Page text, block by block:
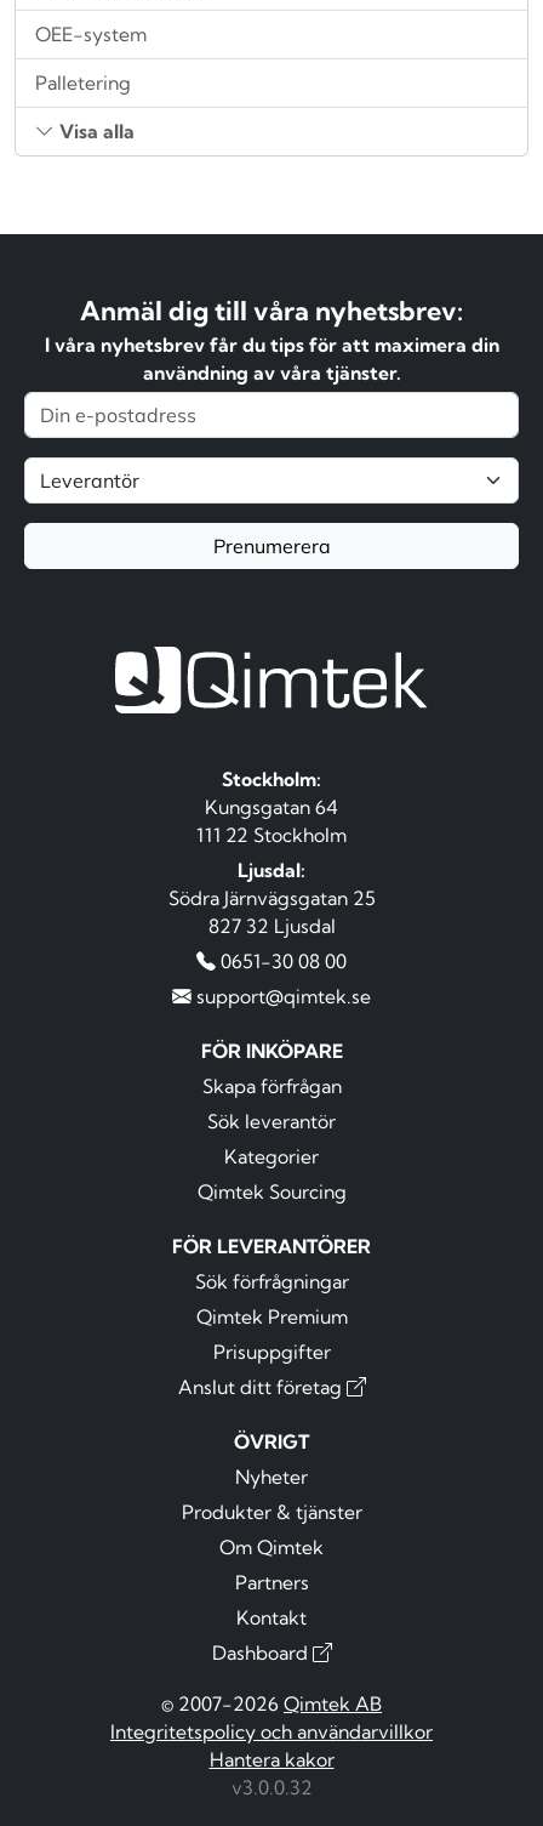
OEE-system
Palletering
Visa alla
Anmäl dig till våra nyhetsbrev:
I våra nyhetsbrev får du tips för att maximera din
användning av våra tjänster.
Prenumerera
Stockholm:
Kungsgatan 64
111 22 Stockholm
Ljusdal:
Södra Järnvägsgatan 25
827 32 Ljusdal
0651-30 08 00
support@qimtek.se
FÖR INKÖPARE
Skapa förfrågan
Sök leverantör
Kategorier
Qimtek Sourcing
FÖR LEVERANTÖRER
Sök förfrågningar
Qimtek Premium
Prisuppgifter
Anslut ditt företag
ÖVRIGT
Nyheter
Produkter & tjänster
Om Qimtek
Partners
Kontakt
Dashboard
© 2007-2026 Qimtek AB
Integritetspolicy och användarvillkor
Hantera kakor
v3.0.0.32